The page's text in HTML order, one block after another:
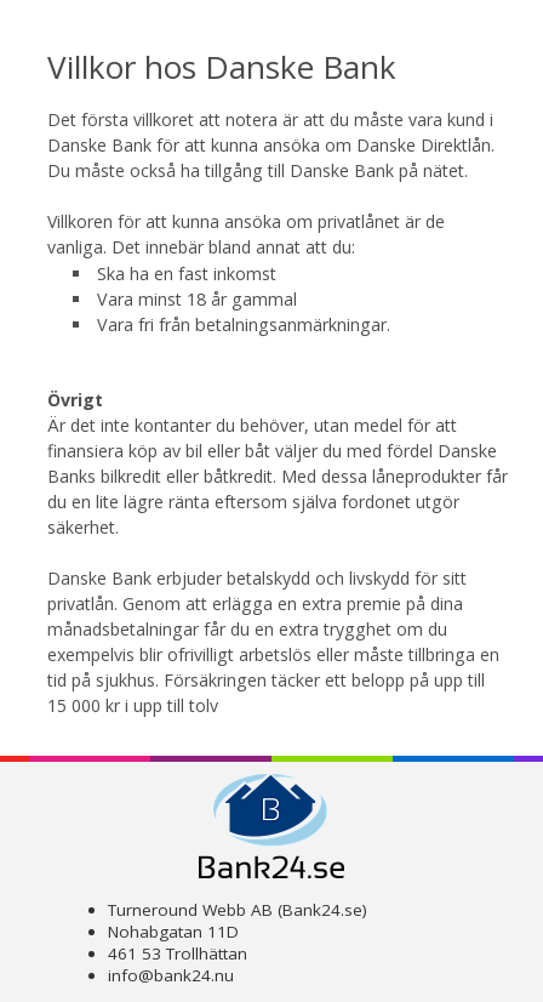
Villkor hos Danske Bank
Det första villkoret att notera är att du måste vara kund i
Danske Bank för att kunna ansöka om Danske Direktlån.
Du måste också ha tillgång till Danske Bank på nätet.
Villkoren för att kunna ansöka om privatlånet är de
vanliga. Det innebär bland annat att du:
Ska ha en fast inkomst
Vara minst 18 år gammal
Vara fri från betalningsanmärkningar.
Övrigt
Är det inte kontanter du behöver, utan medel för att
finansiera köp av bil eller båt väljer du med fördel Danske
Banks bilkredit eller båtkredit. Med dessa låneprodukter får
du en lite lägre ränta eftersom själva fordonet utgör
säkerhet.
Danske Bank erbjuder betalskydd och livskydd för sitt
privatlån. Genom att erlägga en extra premie på dina
månadsbetalningar får du en extra trygghet om du
exempelvis blir ofrivilligt arbetslös eller måste tillbringa en
tid på sjukhus. Försäkringen täcker ett belopp på upp till
15 000 kr i upp till tolv
Turneround Webb AB (Bank24.se)
Nohabgatan 11D
461 53 Trollhättan
info@bank24.nu